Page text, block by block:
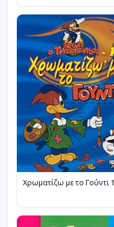
Χρωματίζω με το Γούντι 1